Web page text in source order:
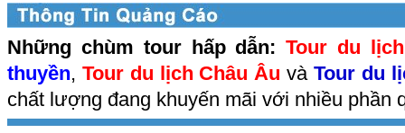
Những chùm tour hấp dẫn:Tour du
thuyền, Tour du lịch Châu Âu vàTour du
chất lượng đang khuyến mãi với nhiều phần